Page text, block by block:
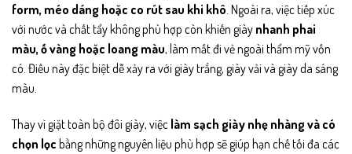
form, méo dáng hoặc co rút sau khi khô. Ngoài ra, việc tiếp xúc
với nước và chất tẩy không phù hợp còn khiến giày nhanh phai
màu, ố vàng hoặc loang màu, làm mất đi vẻ ngoài thẩm mỹ vốn
có. Điều này đặc biệt dễ xảy ra với giày trắng, giày vải và giày da sáng
màu.
Thay vì giặt toàn bộ đôi giày, việc làm sạch giày nhẹ nhàng và có
chọn lọc bằng những nguyên liệu phù hợp sẽ giúp hạn chế tối đa các